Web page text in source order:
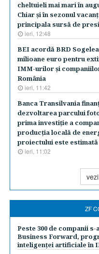
cheltuieli mai mari în
Chiar şi în sezonul
principala sursă de
ieri, 12:48
BEI acordă BRD
milioane euro pentru
IMM-urilor şi
România
ieri, 11:42
Banca Transilvania
dezvoltarea parcului
prima investiţie a
producţia locală de
proiectului este estimată
ieri, 11:02
ZF
Peste 300 de companii
Business Forward,
inteligenței artificiale în